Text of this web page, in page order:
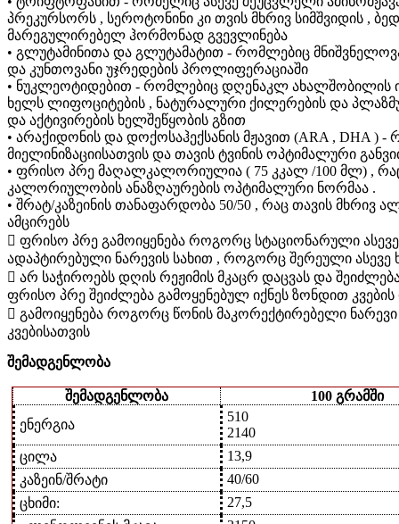
პრეკურსორს , სეროტონინი კი თვის მხრივ სიმშვიდის ,
მარეგულირებელ ჰორმონად გვევლინება
• გლუტამინითა და გლუტამატით - რომლებიც
და კუნთოვანი უჯრედების პროლიფერაციაში
• ნუკლეოტიდებით - რომლებიც დღენაკლ ახალშობილის
ხელს ლიფოციტების , ნატურალური ქილერების და
და აქტივირების ხელშეწყობის გზით
• არაქიდონის და დოქოსაჰექსანის მჟავით (ARA , DHA )
მიელინიზაციისათვის და თავის ტვინის ოპტიმალური
• ფრისო პრე მაღალკალორიულია ( 75 კკალ /100 მლ) ,
კალორიულობის ანაზღაურების ოპტიმალური ნორმაა .
• შრატ/კაზეინის თანაფარდობა 50/50 , რაც თავის მხრივ
ამცირებს
 ფრისო პრე გამოიყენება როგორც სტაციონარული
ადაპტირებული ნარევის სახით , როგორც შერეული
 არ საჭიროებს დღის რეჟიმის მკაცრ დაცვას და
ფრისო პრე შეიძლება გამოყენებულ იქნეს ზონდით
 გამოიყენება როგორც წონის მაკორექტირებელი
კვებისათვის
შემადგენლობა
შემადგენლობა
100 გრამში
ენერგია
510
2140
ცილა
13,9
კაზეინ/შრატი
40/60
ცხიმი:
27,5